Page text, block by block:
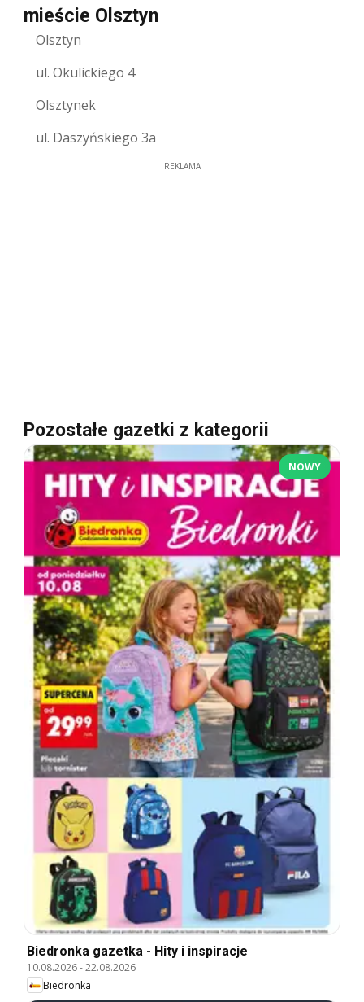
mieście Olsztyn
Olsztyn
ul. Okulickiego 4
Olsztynek
ul. Daszyńskiego 3a
REKLAMA
Pozostałe gazetki z kategorii
NOWY
Biedronka gazetka - Hity i inspiracje
10.08.2026-22.08.2026
Biedronka